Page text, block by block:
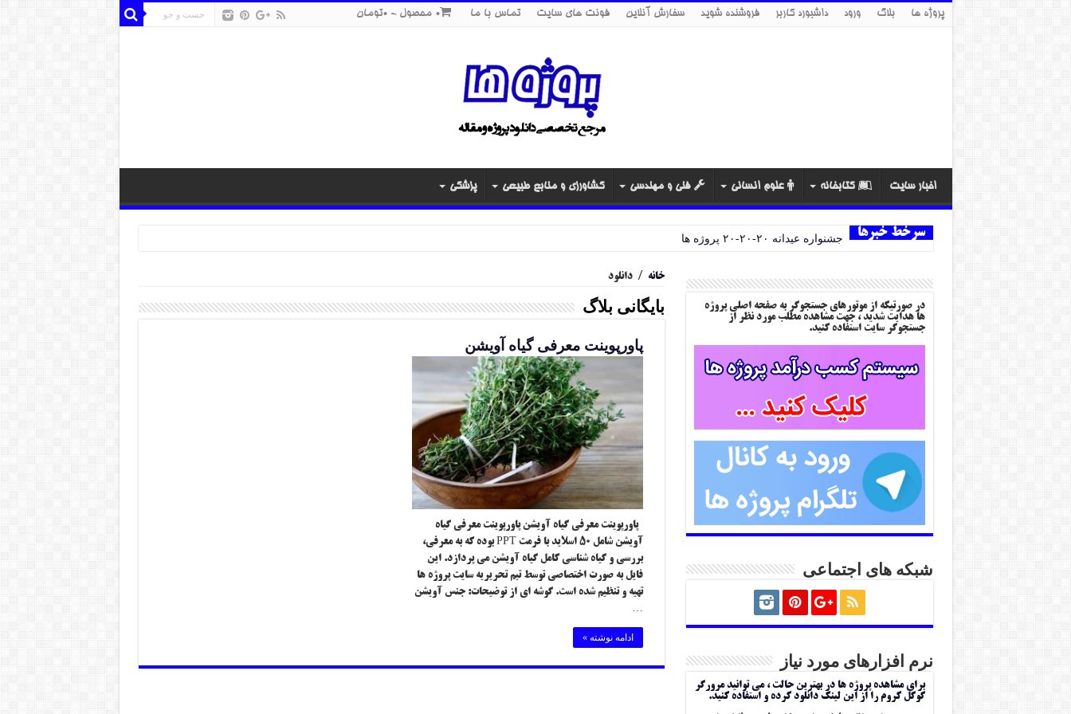
پروژه ها بلاگ ورود داشبورد کاربر فروشنده شوید سفارش آنلاین فونت های سایت تماس با ما 0 محصول 0تومان
اخبار سایت کتابخانه علوم انسانی فنی و مهندسی کشاورزی و منابع طبیعی پزشکی
سرخط خبرها جشنواره عیدانه ۲۰-۲۰-۲۰ پروژه ها
خانه / دانلود
بایگانی بلاگ
پاورپوینت معرفی گیاه آویشن
پاورپوینت معرفی گیاه آویشن پاورپوینت معرفی گیاه
آویشن شامل ۵۰ اسلاید با فرمت PPT بوده که به معرفی،
بررسی و گیاه شناسی کامل گیاه آویشن می پردازد. این
فایل به صورت اختصاصی توسط تیم تحریریه سایت پروژه ها
تهیه و تنظیم شده است. گوشه ای از توضیحات: جنس آویشن
…
ادامه نوشته »
در صورتیکه از موتورهای جستجوگر به صفحه اصلی پروژه
ها هدایت شدید ، جهت مشاهده مطلب مورد نظر از
جستجوگر سایت استفاده کنید.
شبکه های اجتماعی
نرم افزارهای مورد نیاز
برای مشاهده پروژه ها در بهترین حالت ، می توانید مرورگر
گوگل کروم را از این لینک دانلود کرده و استفاده کنید.